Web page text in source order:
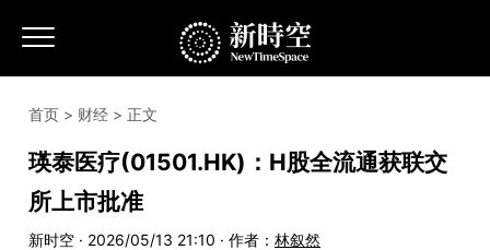
首页 > 财经 > 正文
瑛泰医疗(01501.HK)：H股全流通获联交
所上市批准
新时空 · 2026/05/13 21:10 · 作者： 林叙然